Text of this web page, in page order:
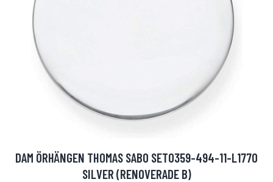
DAM ÖRHÄNGEN THOMAS SABO SET0359-494-11-L1770
SILVER (RENOVERADE B)